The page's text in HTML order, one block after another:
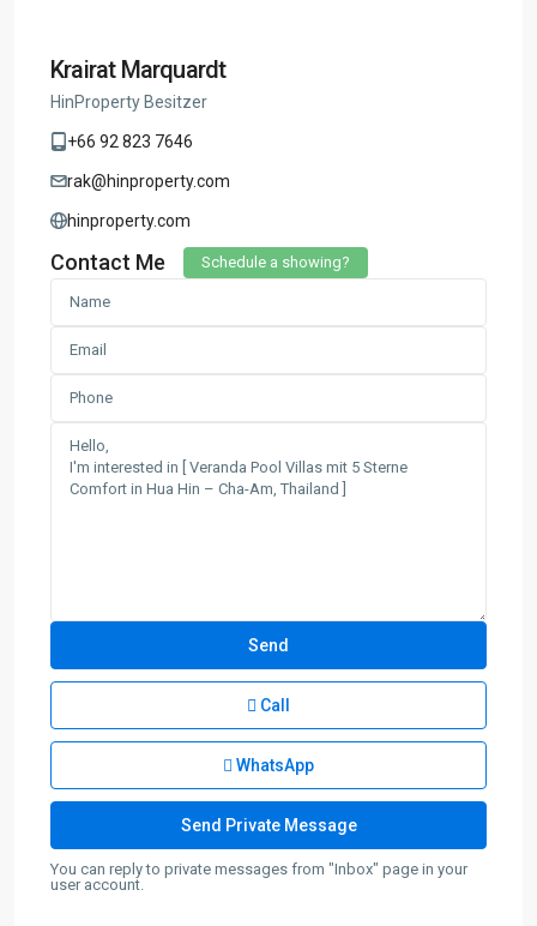
Krairat Marquardt
HinProperty Besitzer
+66 92 823 7646
rak@hinproperty.com
hinproperty.com
Contact Me Schedule a showing?
Call
WhatsApp
You can reply to private messages from "Inbox" page in your
user account.